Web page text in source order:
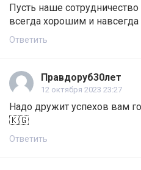
Пусть наше
всегда хорошим и навсегда
Ответить
Правдоруб30лет
12 октября 2023 23:27
Надо дружит успехов вам
🇰🇬
Ответить